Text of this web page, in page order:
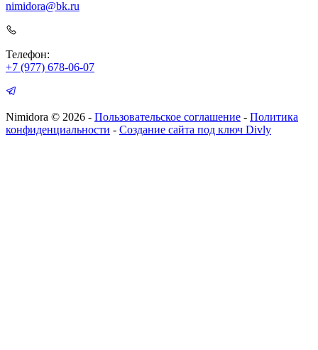
nimidora@bk.ru
Телефон:
+7 (977) 678-06-07
Nimidora © 2026 - Пользовательское соглашение - Политика
конфиденциальности - Создание сайта под ключ Divly